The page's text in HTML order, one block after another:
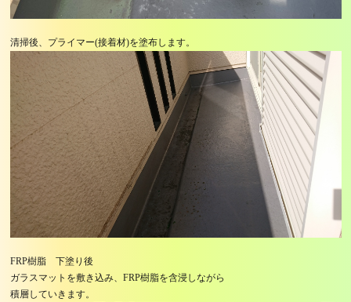
清掃後、プライマー(接着材)を塗布します。
FRP樹脂 下塗り後
ガラスマットを敷き込み、FRP樹脂を含浸しながら
積層していきます。